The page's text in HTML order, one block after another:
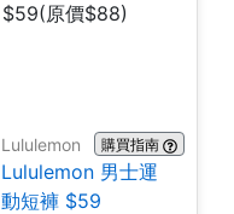
Lululemon 購買指南
Lululemon 男士運
動短褲 $59